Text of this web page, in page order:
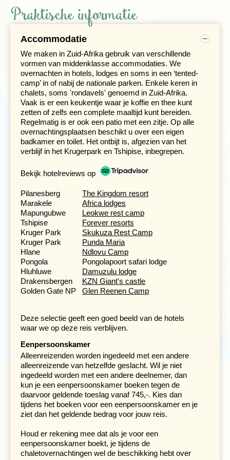
We komen het beroemdeKruger nationaal parkbinnen
'gamedrivend' met onze truck gaan we op weg naar het
veelvuldig door zijarmen van de Limpopo doorsneden.
Kruger is een van de grootste en bekendste nationale
parken ter wereld en is ongeveer zo groot als de helft
van Nederland. We overnachten in het noorden, het
midden en het zuiden van Kruger, zodat we een goed
beeld krijgen van de verschillende landschappen, de
flora en de fauna van dit indrukwekkende park.
Tijdens het verblijf in dit park kun je naast de reguliere
'gamedrives' die we met onze eigen truck maken ook
optionele 'gamewalks' maken, voettochten op zoek naar
ophouden. Ook kan de begeleiding optionele
'gamedrives' aanbieden met voertuigen van het
Maak kennis met Eswatini en speur naar
neushoorns in Hluhluwe
Dag 10 Kruger NP - Eswatini, Hlane reservaat,
'gamedrive'
Dag 11 Eswatini, Hlane reservaat, 'gamewalk'
Dag 12 Eswatini - Pongola, boottocht
Dag 13 Pongola - 'gamedrive' in Hluhluwe-Imfolozi
nationaal park
Praktische informatie
Accommodatie
We maken in Zuid-Afrika gebruik van verschillende
vormen van middenklasse accommodaties. We
overnachten in hotels, lodges en soms in een ‘tented-
camp’ in of nabij de nationale parken. Enkele keren in
chalets, soms 'rondavels' genoemd in Zuid-Afrika.
Vaak is er een keukentje waar je koffie en thee kunt
zetten of zelfs een complete maaltijd kunt bereiden.
Regelmatig is er ook een patio met een zitje. Op alle
overnachtingsplaatsen beschikt u over een eigen
badkamer en toilet. Het ontbijt is, afgezien van het
verblijf in het Krugerpark en Tshipise, inbegrepen.
Bekijk hotelreviews op
Pilanesberg
The Kingdom resort
Marakele
Africa lodges
Mapungubwe
Leokwe rest camp
Tshipise
Forever resorts
Kruger Park
Skukuza Rest Camp
Kruger Park
Punda Maria
Hlane
Ndlovu Camp
Pongola
Pongolapoort safari lodge
Hluhluwe
Damuzulu lodge
Drakensbergen
KZN Giant's castle
Golden Gate NP
Glen Reenen Camp
Deze selectie geeft een goed beeld van de hotels
waar we op deze reis verblijven.
Eenpersoonskamer
Alleenreizenden worden ingedeeld met een andere
alleenreizende van hetzelfde geslacht. Wil je niet
ingedeeld worden met een andere deelnemer, dan
kun je een eenpersoonskamer boeken tegen de
daarvoor geldende toeslag vanaf 745,-. Kies dan
tijdens het boeken voor een eenpersoonskamer en je
ziet dan het geldende bedrag voor jouw reis.
Houd er rekening mee dat als je voor een
eenpersoonskamer boekt, je tijdens de
chaletovernachtingen wel de beschikking hebt over